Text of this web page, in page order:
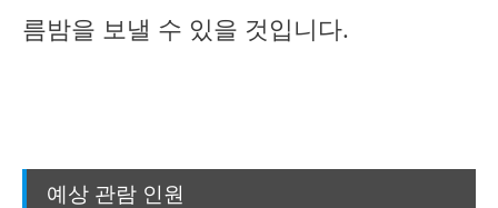
름밤을 보낼 수 있을 것입니다.
예상 관람 인원